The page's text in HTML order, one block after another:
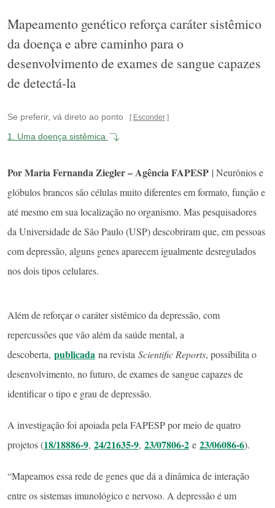
Mapeamento genético reforça caráter sistêmico
da doença e abre caminho para o
desenvolvimento de exames de sangue capazes
de detectá-la
Se preferir, vá direto ao ponto Esconder
1. Uma doença sistêmica
Por Maria Fernanda Ziegler – Agência FAPESP | Neurônios e
glóbulos brancos são células muito diferentes em formato, função e
até mesmo em sua localização no organismo. Mas pesquisadores
da Universidade de São Paulo (USP) descobriram que, em pessoas
com depressão, alguns genes aparecem igualmente desregulados
nos dois tipos celulares.
Além de reforçar o caráter sistêmico da depressão, com
repercussões que vão além da saúde mental, a
descoberta, publicada na revista Scientific Reports, possibilita o
desenvolvimento, no futuro, de exames de sangue capazes de
identificar o tipo e grau de depressão.
A investigação foi apoiada pela FAPESP por meio de quatro
projetos (18/18886-9, 24/21635-9, 23/07806-2 e 23/06086-6).
“Mapeamos essa rede de genes que dá a dinâmica de interação
entre os sistemas imunológico e nervoso. A depressão é um